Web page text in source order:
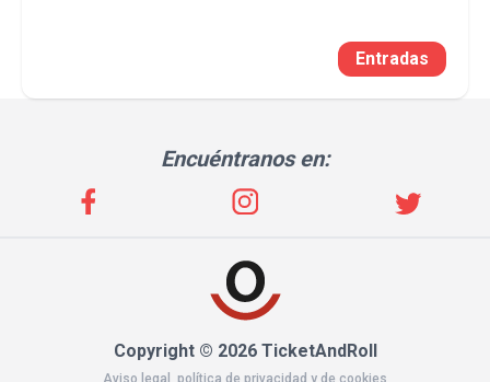
Entradas
Encuéntranos en:
Copyright © 2026 TicketAndRoll
Aviso legal política de privacidad y de cookies